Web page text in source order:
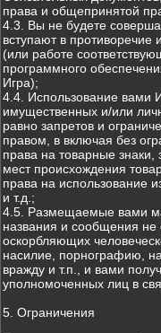
права и общепринятой
4.3. Вы не будете
вступают в противоречие
(или работе
программного
Игра);
4.4. Использование вами
имущественных и/или
равно запретов и
правом, в включая без
права на товарные
мест происхождения
права на использование
и т.д.;
4.5. Размещаемые вами
названия и сообщения
оскорбляющих
насилие, порнографию,
вражду и т.п., и вами
уполномоченных лиц в
5. Ограничения